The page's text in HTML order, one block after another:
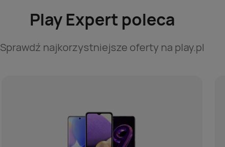
często w wielokrotnie droższych modelach.
Play Expert poleca
Sprawdź najkorzystniejsze oferty na play.pl